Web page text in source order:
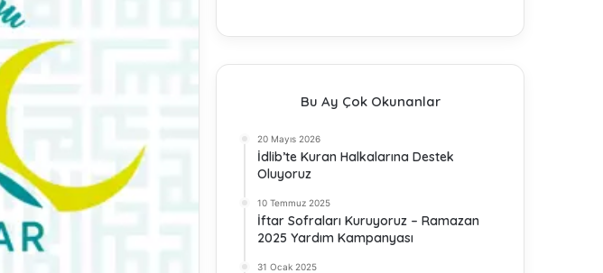
Bu Ay Çok Okunanlar
20 Mayıs 2026
İdlib’te Kuran Halkalarına Destek
Oluyoruz
10 Temmuz 2025
İftar Sofraları Kuruyoruz – Ramazan
2025 Yardım Kampanyası
31 Ocak 2025